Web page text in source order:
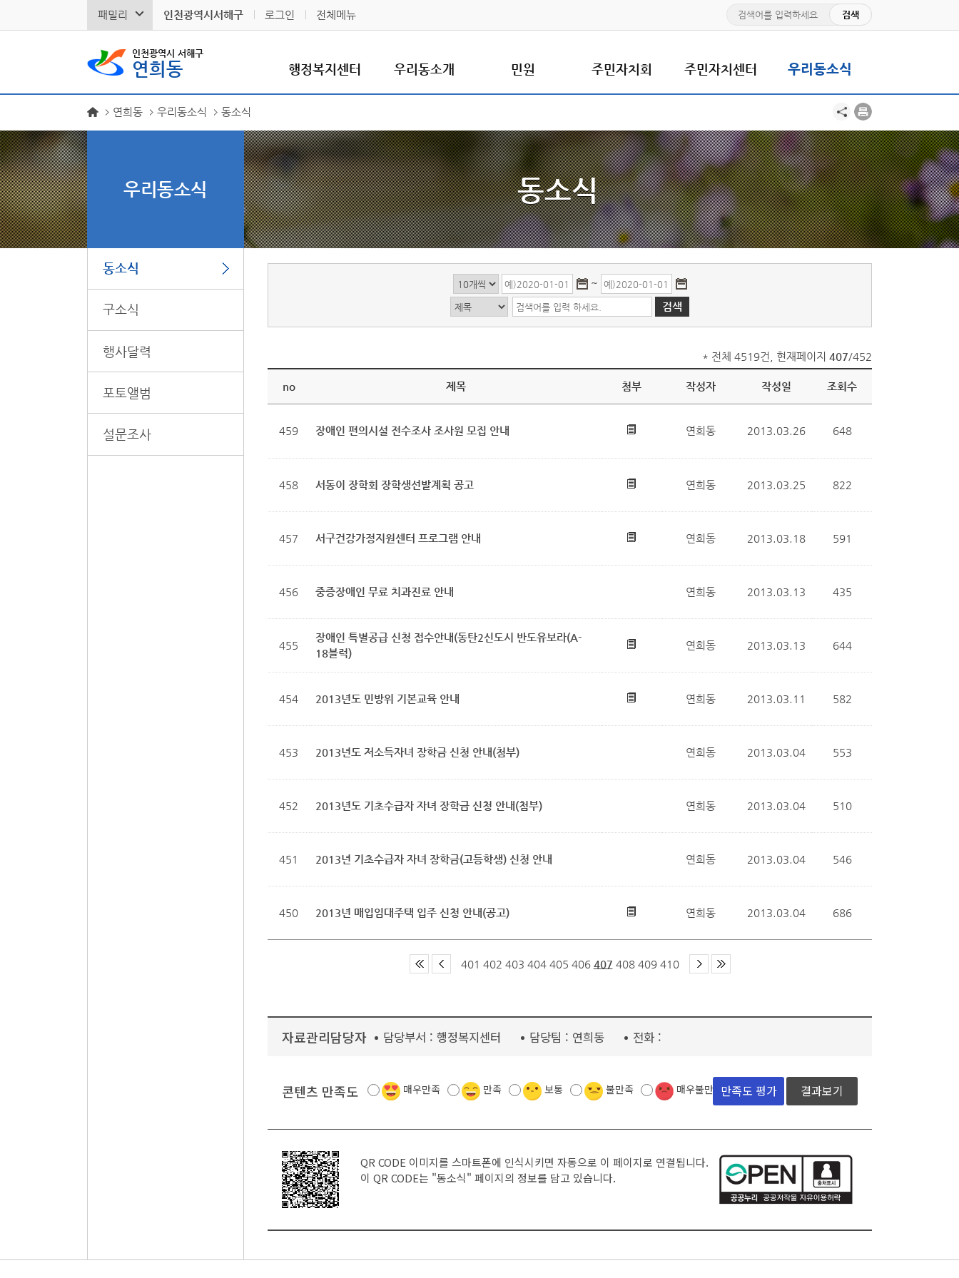
패밀리 인천광역시서해구 로그인 전체메뉴
인천광역시 서해구
연희동 행정복지센터 우리동소개 민원 주민자치회 주민자치센터 우리동소식
우리동소식
동소식
구소식
행사달력
포토앨범
설문조사
연희동 우리동소식 동소식
동소식
~
* 전체 4519건, 현재페이지 407/452
no 제목 첨부 작성자 작성일 조회수
459 장애인 편의시설 전수조사 조사원 모집 안내 연희동 2013.03.26 648
458 서동이 장학회 장학생선발계획 공고 연희동 2013.03.25 822
457 서구건강가정지원센터 프로그램 안내 연희동 2013.03.18 591
456 중증장애인 무료 치과진료 안내 연희동 2013.03.13 435
455
장애인 특별공급 신청 접수안내(동탄2신도시 반도유보라(A-
18블럭)
연희동 2013.03.13 644
454 2013년도 민방위 기본교육 안내 연희동 2013.03.11 582
453 2013년도 저소득자녀 장학금 신청 안내(첨부) 연희동 2013.03.04 553
452 2013년도 기초수급자 자녀 장학금 신청 안내(첨부) 연희동 2013.03.04 510
451 2013년 기초수급자 자녀 장학금(고등학생) 신청 안내 연희동 2013.03.04 546
450 2013년 매입임대주택 입주 신청 안내(공고) 연희동 2013.03.04 686
401 402 403 404 405 406 407 408 409 410
자료관리담당자 담당부서 : 행정복지센터 담당팀 : 연희동 전화 :
콘텐츠 만족도 매우만족 만족 보통 불만족 매우불만족 결과보기
QR CODE 이미지를 스마트폰에 인식시키면 자동으로 이 페이지로 연결됩니다.
이 QR CODE는 "동소식" 페이지의 정보를 담고 있습니다.